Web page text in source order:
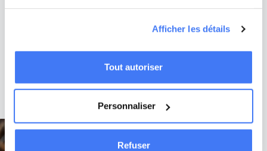
mesures d'audience et améliorer la performance de nos
campagnes publicitaires ciblées en ligne. Naviguez sur
préservant votre anonymat.
Afficher les détails
Tout autoriser
Personnaliser
Refuser
Avenant au contrat + convention de
mécénat tripartite (objectifs, durée, valorisation,
charges), traçabilité précise pour les reçus.
un suivi RH, impliquer le management, ouvrir à tous les